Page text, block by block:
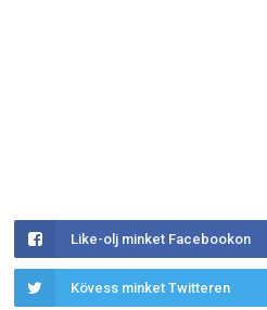
Like-olj minket Facebookon
Kövess minket Twitteren